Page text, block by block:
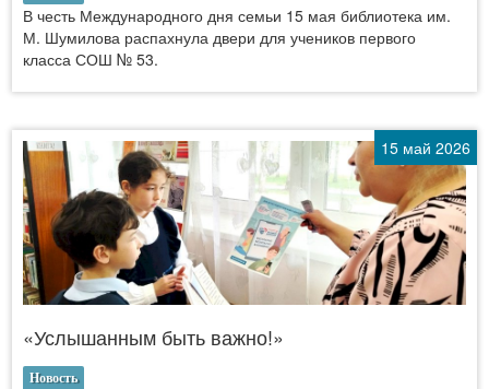
В честь Международного дня семьи 15 мая библиотека им.
М. Шумилова распахнула двери для учеников первого
класса СОШ № 53.
15 май 2026
«Услышанным быть важно!»
Новость